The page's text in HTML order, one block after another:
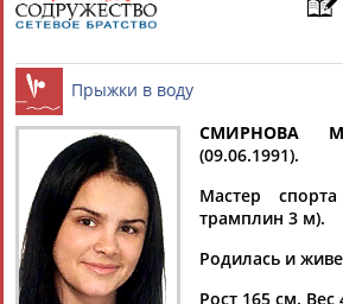
СПОРТСМЕНЫ, ТРЕНЕРЫ И
Найдено: 2персоны
Мария
Мария
Прыжки в воду
СМИРНОВА
(09.06.1991).
Мастер
трамплин 3 м).
Родилась и
Рост 165 см. Вес